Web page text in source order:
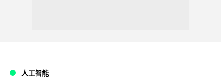
人工智能